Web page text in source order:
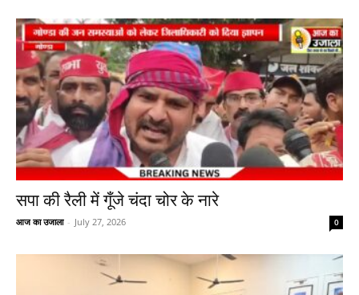
सपा की रैली में गूँजे चंदा चोर के नारे
आज का उजाला - July 27, 2026 0